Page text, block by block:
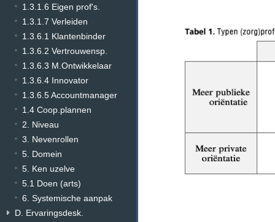
1.3.1.6 Eigen prof's.
1.3.1.7 Verleiden
1.3.6.1 Klantenbinder
1.3.6.2 Vertrouwensp.
1.3.6.3 M.Ontwikkelaar
1.3.6.4 Innovator
1.3.6.5 Accountmanager
1.4 Coop.plannen
2. Niveau
3. Nevenrollen
5. Domein
5. Ken uzelve
5.1 Doen (arts)
6. Systemische aanpak
D. Ervaringsdesk.